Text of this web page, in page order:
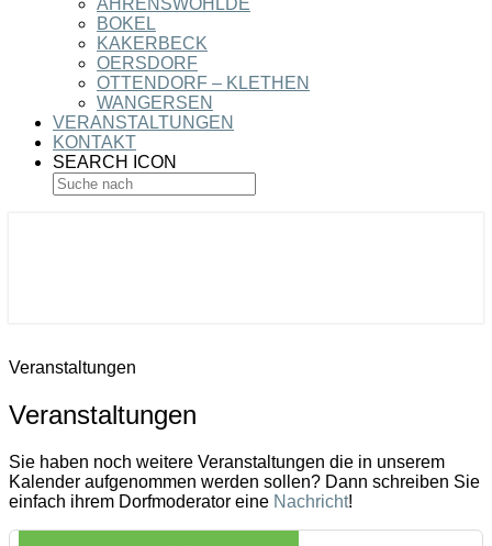
AHRENSWOHLDE
BOKEL
KAKERBECK
OERSDORF
OTTENDORF – KLETHEN
WANGERSEN
VERANSTALTUNGEN
KONTAKT
SEARCH ICON
Veranstaltungen
Veranstaltungen
Sie haben noch weitere Veranstaltungen die in unserem
Kalender aufgenommen werden sollen? Dann schreiben Sie
einfach ihrem Dorfmoderator eine Nachricht!